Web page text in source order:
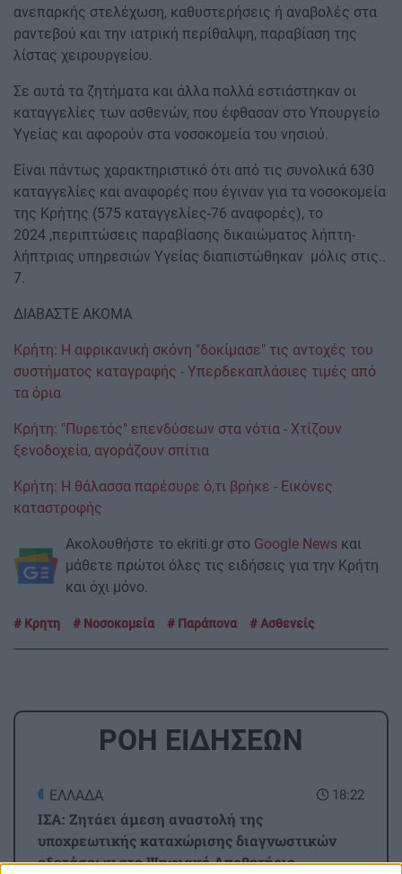
ανεπαρκής στελέχωση, καθυστερήσεις ή αναβολές στα
ραντεβού και την ιατρική περίθαλψη, παραβίαση της
λίστας χειρουργείου.
Σε αυτά τα ζητήματα και άλλα πολλά εστιάστηκαν οι
καταγγελίες των ασθενών, που έφθασαν στο Υπουργείο
Υγείας και αφορούν στα νοσοκομεία του νησιού.
Είναι πάντως χαρακτηριστικό ότι από τις συνολικά 630
καταγγελίες και αναφορές που έγιναν για τα νοσοκομεία
της Κρήτης (575 καταγγελίες-76 αναφορές), το
2024 ,περιπτώσεις παραβίασης δικαιώματος λήπτη-
λήπτριας υπηρεσιών Υγείας διαπιστώθηκαν μόλις στις..
7.
ΔΙΑΒΑΣΤΕ ΑΚΟΜΑ
Κρήτη: Η αφρικανική σκόνη "δοκίμασε" τις αντοχές του
συστήματος καταγραφής - Υπερδεκαπλάσιες τιμές από
τα όρια
Κρήτη: "Πυρετός" επενδύσεων στα νότια - Χτίζουν
ξενοδοχεία, αγοράζουν σπίτια
Κρήτη: Η θάλασσα παρέσυρε ό,τι βρήκε - Εικόνες
καταστροφής
Ακολουθήστε το ekriti.gr στο Google News και
μάθετε πρώτοι όλες τις ειδήσεις για την Κρήτη
και όχι μόνο.
Κρητη Νοσοκομεία Παράπονα Ασθενείς
ΡΟΗ ΕΙΔΗΣΕΩΝ
18:22
ΕΛΛΑΔΑ
ΙΣΑ: Ζητάει άμεση αναστολή της
υποχρεωτικής καταχώρισης διαγνωστικών
εξετάσεων στο Ψηφιακό Αποθετήριο